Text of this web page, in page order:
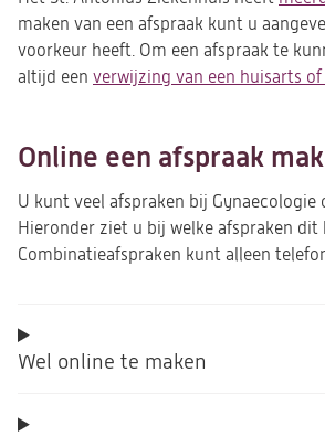
maken van een afspraak kunt u
voorkeur heeft. Om een afspraak te
altijd een verwijzing van een huisarts
Online een afspraak
U kunt veel afspraken bij Gynaecologie
Hieronder ziet u bij welke afspraken dit
Combinatieafspraken kunt alleen
Wel online te maken